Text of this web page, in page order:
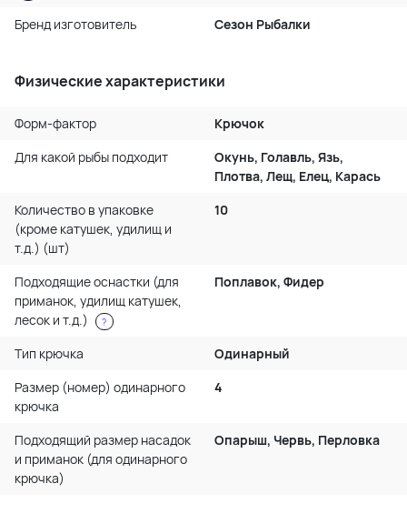
Бренд изготовитель Сезон Рыбалки
Физические характеристики
Форм-фактор
Крючок
Для какой рыбы подходит
Окунь, Голавль, Язь,
Плотва, Лещ, Елец, Карась
Количество в упаковке
(кроме катушек, удилищ и
т.д.) (шт)
10
Подходящие оснастки (для
приманок, удилищ катушек,
лесок и т.д.)
?
Поплавок, Фидер
Тип крючка
Одинарный
Размер (номер) одинарного
крючка
4
Подходящий размер насадок
и приманок (для одинарного
крючка)
Опарыш, Червь, Перловка